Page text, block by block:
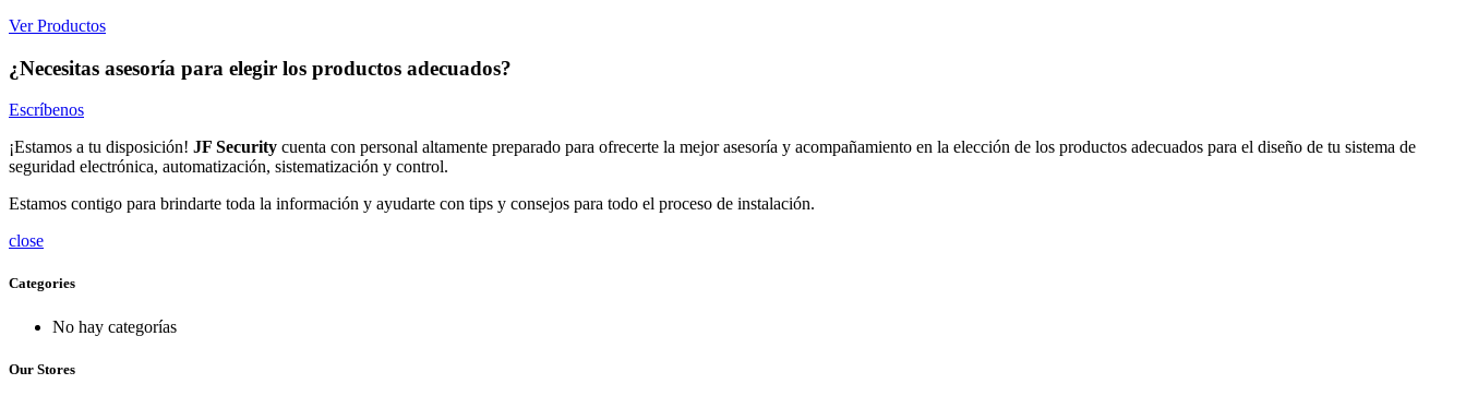
Ver Productos
¿Necesitas asesoría para elegir los productos adecuados?
Escríbenos
¡Estamos a tu disposición! JF Security cuenta con personal altamente preparado para ofrecerte la mejor asesoría y acompañamiento en la elección de los productos adecuados para el diseño de tu sistema de
seguridad electrónica, automatización, sistematización y control.
Estamos contigo para brindarte toda la información y ayudarte con tips y consejos para todo el proceso de instalación.
close
Categories
No hay categorías
Our Stores